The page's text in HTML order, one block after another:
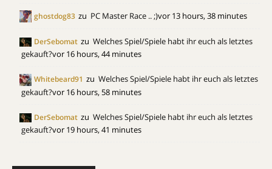
ghostdog83 zu PC Master Race .. ;)vor 13 hours, 38 minutes
DerSebomat zu Welches Spiel/Spiele habt ihr euch als letztes
gekauft?vor 16 hours, 44 minutes
Whitebeard91 zu Welches Spiel/Spiele habt ihr euch als letztes
gekauft?vor 16 hours, 58 minutes
DerSebomat zu Welches Spiel/Spiele habt ihr euch als letztes
gekauft?vor 19 hours, 41 minutes